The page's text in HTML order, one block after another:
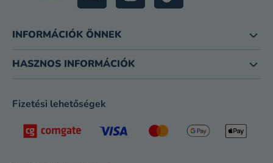
INFORMÁCIÓK ÖNNEK
HASZNOS INFORMÁCIÓK
Fizetési lehetőségek